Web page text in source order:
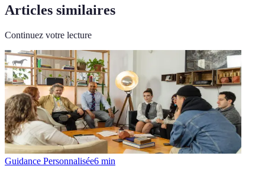
Articles similaires
Continuez votre lecture
Guidance Personnalisée6 min